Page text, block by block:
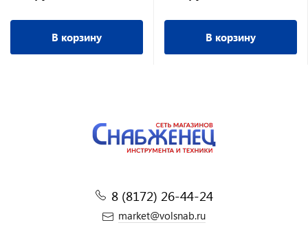
В корзину В корзину
8 (8172) 26-44-24
market@volsnab.ru